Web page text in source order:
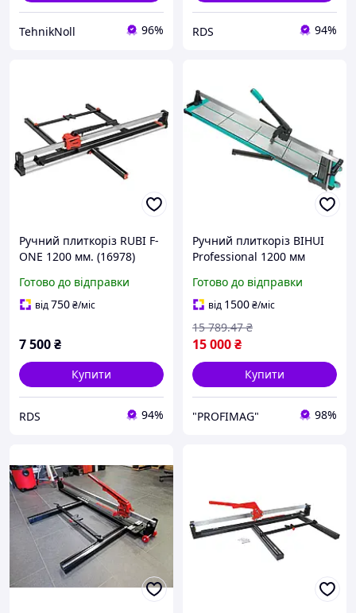
TehnikNoll 96% RDS 94%
Ручний плиткоріз RUBI F-
ONE 1200 мм. (16978)
Готово до відправки
від750₴/міс
7 500₴
Купити
RDS 94%
Ручний плиткоріз BIHUI
Professional 1200 мм
Готово до відправки
від 1500₴/міс
15 000₴
15 789.47 ₴
Купити
"PROFIMAG" 98%